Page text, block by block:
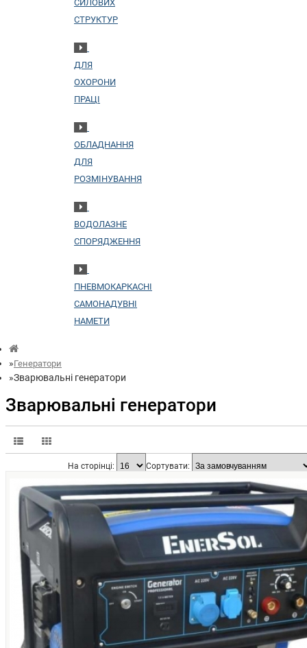
СИЛОВИХ
СТРУКТУР
ДЛЯ
ОХОРОНИ
ПРАЦІ
ОБЛАДНАННЯ
ДЛЯ
РОЗМІНУВАННЯ
ВОДОЛАЗНЕ
СПОРЯДЖЕННЯ
ПНЕВМОКАРКАСНІ
САМОНАДУВНІ
НАМЕТИ
Генератори
Зварювальні генератори
Зварювальні генератори
Сортувати:
На сторінці: